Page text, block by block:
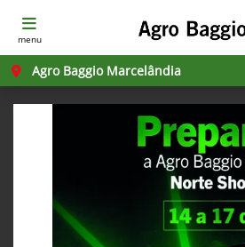
menu
Agro Baggio Marcelândia